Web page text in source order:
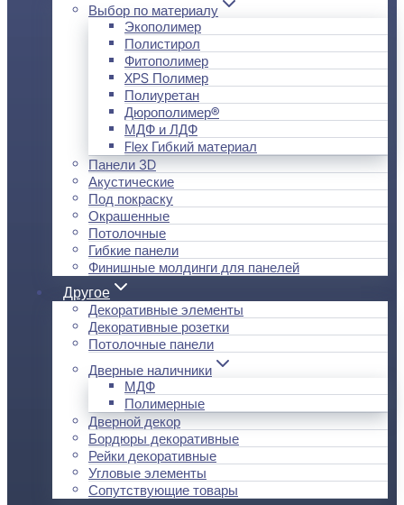
Выбор по материалу
Экополимер
Полистирол
Фитополимер
XPS Полимер
Полиуретан
Дюрополимер®
МДФ и ЛДФ
Flex Гибкий материал
Панели 3D
Акустические
Под покраску
Окрашенные
Потолочные
Гибкие панели
Финишные молдинги для панелей
Другое
Декоративные элементы
Декоративные розетки
Потолочные панели
Дверные наличники
МДФ
Полимерные
Дверной декор
Бордюры декоративные
Рейки декоративные
Угловые элементы
Сопутствующие товары